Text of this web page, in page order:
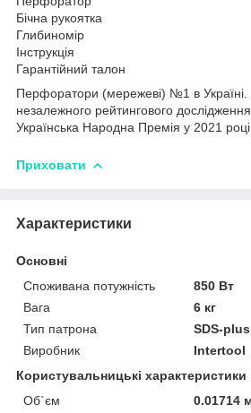
Бічна рукоятка
Глибиномір
Інструкція
Гарантійний талон
Перфоратори (мережеві) №1 в Україні.
незалежного рейтингового
Українська Народна Премія у 2021 році.
Приховати
Характеристики
Основні
Споживана потужність
850 Вт
Вага
6 кг
Тип патрона
SDS-plus
Виробник
Intertool
Користувальницькі характеристики
Об`єм
0.01714